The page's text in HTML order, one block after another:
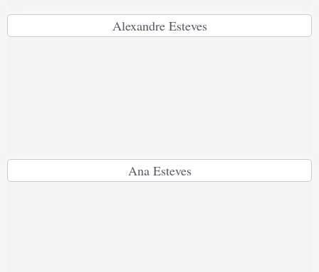
Alexandre Esteves
Ana Esteves